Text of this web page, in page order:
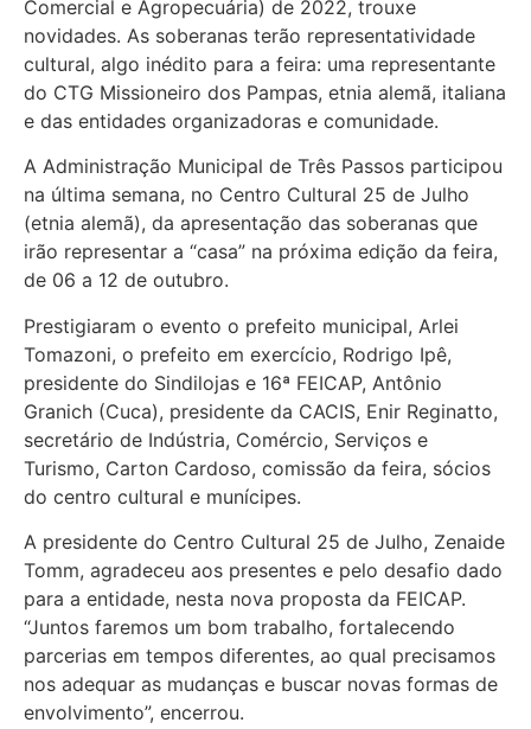
Comercial e Agropecuária) de 2022, trouxe
novidades. As soberanas terão representatividade
cultural, algo inédito para a feira: uma representante
do CTG Missioneiro dos Pampas, etnia alemã, italiana
e das entidades organizadoras e comunidade.
A Administração Municipal de Três Passos participou
na última semana, no Centro Cultural 25 de Julho
(etnia alemã), da apresentação das soberanas que
irão representar a “casa” na próxima edição da feira,
de 06 a 12 de outubro.
Prestigiaram o evento o prefeito municipal, Arlei
Tomazoni, o prefeito em exercício, Rodrigo Ipê,
presidente do Sindilojas e 16ª FEICAP, Antônio
Granich (Cuca), presidente da CACIS, Enir Reginatto,
secretário de Indústria, Comércio, Serviços e
Turismo, Carton Cardoso, comissão da feira, sócios
do centro cultural e munícipes.
A presidente do Centro Cultural 25 de Julho, Zenaide
Tomm, agradeceu aos presentes e pelo desafio dado
para a entidade, nesta nova proposta da FEICAP.
“Juntos faremos um bom trabalho, fortalecendo
parcerias em tempos diferentes, ao qual precisamos
nos adequar as mudanças e buscar novas formas de
envolvimento”, encerrou.